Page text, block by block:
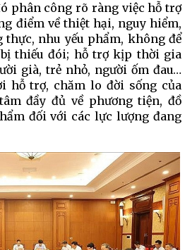
phân công rõ ràng việc hỗ trợ
điểm về thiệt hại, nguy hiểm,
thực, nhu yếu phẩm, không để
thiếu đói; hỗ trợ kịp thời gia
già, trẻ nhỏ, người ốm đau…
hỗ trợ, chăm lo đời sống của
đầy đủ về phương tiện, đồ
đối với các lực lượng đang